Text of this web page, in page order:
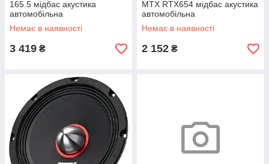
165.5 мідбас акустика
автомобільна
Немає в наявності
3 419 ₴
MTX RTX654 мідбас акустика
автомобільна
Немає в наявності
2 152 ₴